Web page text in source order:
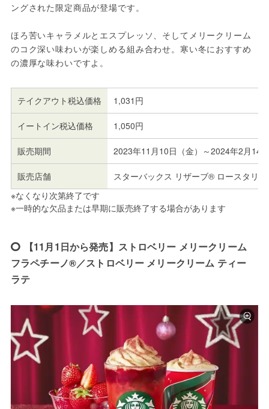
ングされた限定商品が登場です。
ほろ苦いキャラメルとエスプレッソ、そしてメリークリーム
のコク深い味わいが楽しめる組み合わせ。寒い冬におすすめ
の濃厚な味わいですよ。
テイクアウト税込価格 1,031円
イートイン税込価格 1,050円
販売期間 2023年11月10日（金）～2024年2月14
販売店舗
スターバックス リザーブ® ロースタリ
※なくなり次第終了です
※一時的な欠品または早期に販売終了する場合があります
【11月1日から発売】ストロベリー メリークリーム
フラペチーノ®／ストロベリー メリークリーム ティー
ラテ